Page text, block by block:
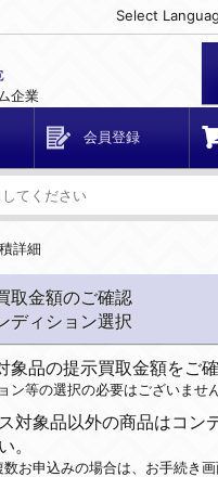
Select
企業
会員登録
詳細
取金額のご確認
ディション選択
象品の提示買取金額をご確
ン等の選択の必要はございません
対象品以外の商品はコン
。
お申込みの場合は、お手続き